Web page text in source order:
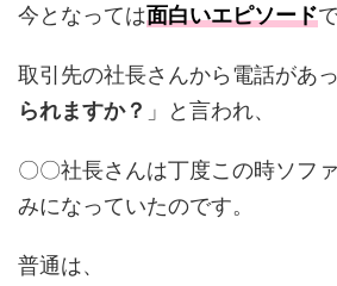
今となっては面白いエピソード
取引先の社長さんから電話があ
られますか？ 」と言われ、
〇〇社長さんは丁度この時ソフ
みになっていたのです。
普通は、